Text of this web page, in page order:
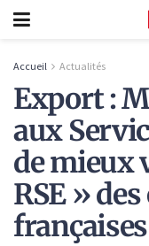
Accueil Actualités
Export :
aux
de mieux
RSE »
françaises